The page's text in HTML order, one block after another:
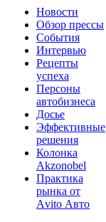
Новости
Обзор прессы
События
Интервью
Рецепты
успеха
Персоны
автобизнеса
Досье
Эффективные
решения
Колонка
Akzonobel
Практика
рынка от
Аvito Авто